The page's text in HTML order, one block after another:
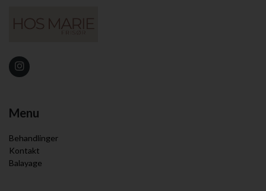
Menu
Behandlinger
Kontakt
Balayage